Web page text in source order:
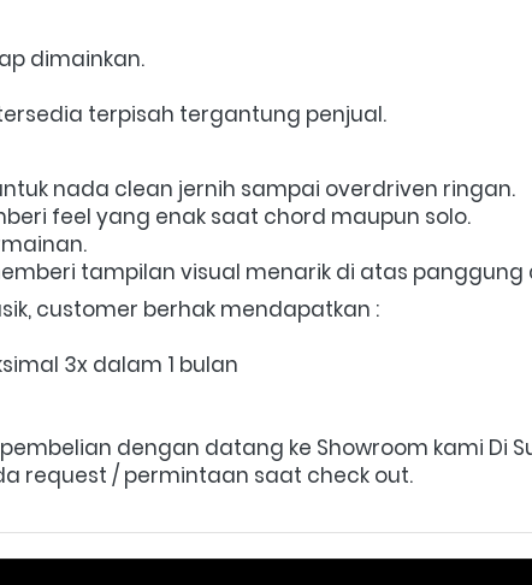
dimainkan.
terpisah tergantung penjual.
nada clean jernih sampai overdriven ringan.
feel yang enak saat chord maupun solo.
tampilan visual menarik di atas panggung
customer berhak mendapatkan :
3x dalam 1 bulan
dengan datang ke Showroom kami Di
request / permintaan saat check out.